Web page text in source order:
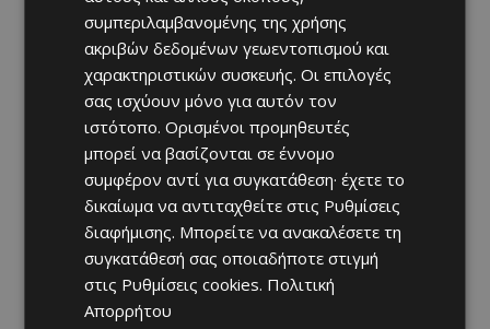
συμπεριλαμβανομένης της χρήσης
ακριβών δεδομένων γεωεντοπισμού και
χαρακτηριστικών συσκευής. Οι επιλογές
σας ισχύουν μόνο για αυτόν τον
ιστότοπο. Ορισμένοι προμηθευτές
μπορεί να βασίζονται σε έννομο
συμφέρον αντί για συγκατάθεση· έχετε το
δικαίωμα να αντιταχθείτε στις Ρυθμίσεις
διαφήμισης. Μπορείτε να ανακαλέσετε τη
συγκατάθεσή σας οποιαδήποτε στιγμή
στις Ρυθμίσεις cookies. Πολιτική
Απορρήτου